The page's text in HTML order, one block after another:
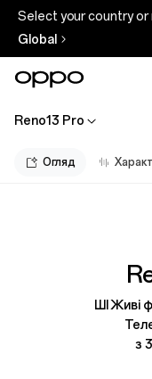
Select your country or
Global
Reno13 Pro
Огляд
ШІ Живі
з